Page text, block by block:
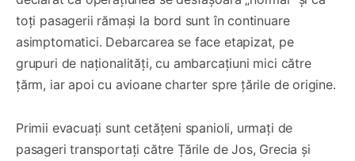
toți pasagerii rămași la bord sunt în continuare
asimptomatici. Debarcarea se face etapizat, pe
grupuri de naționalități, cu ambarcațiuni mici către
țărm, iar apoi cu avioane charter spre țările de origine.
Primii evacuați sunt cetățeni spanioli, urmați de
pasageri transportați către Țările de Jos, Grecia și